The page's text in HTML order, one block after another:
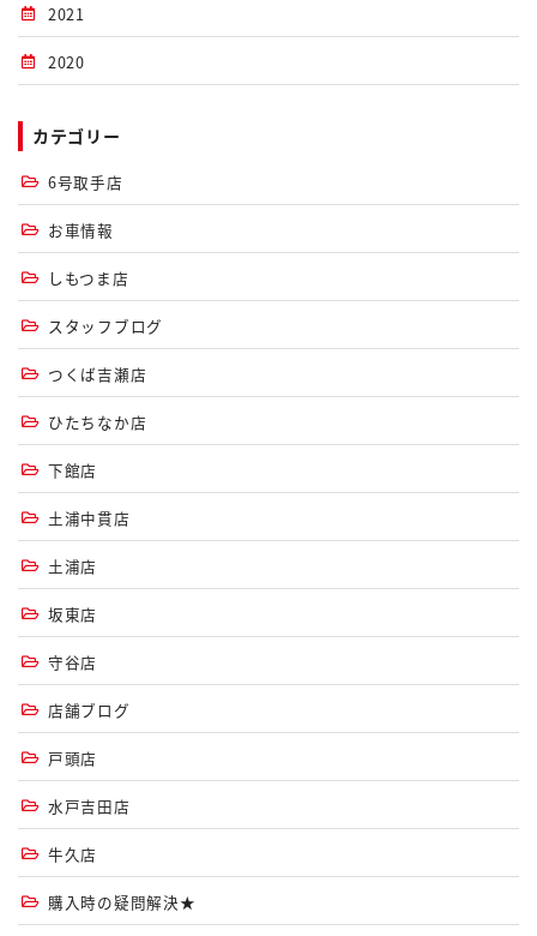
2021
2020
カテゴリー
6号取手店
お車情報
しもつま店
スタッフブログ
つくば吉瀬店
ひたちなか店
下館店
土浦中貫店
土浦店
坂東店
守谷店
店舗ブログ
戸頭店
水戸吉田店
牛久店
購入時の疑問解決★